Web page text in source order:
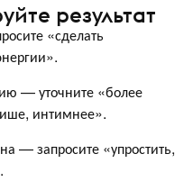
результат
«сделать
— уточните «более
интимнее».
— запросите «упростить,